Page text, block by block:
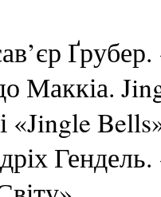
Маккіа.
«Jingle